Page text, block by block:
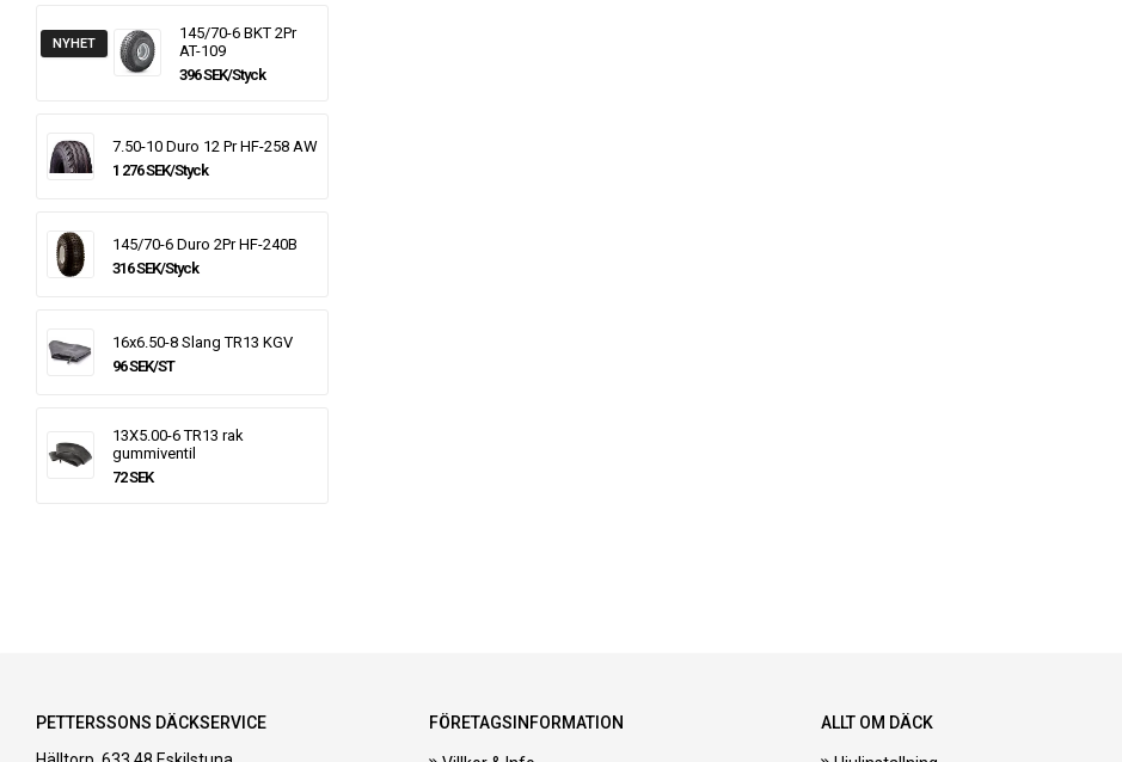
NYHET
145/70-6 BKT 2Pr
AT-109
396 SEK/Styck
7.50-10 Duro 12 Pr HF-258 AW
1 276 SEK/Styck
145/70-6 Duro 2Pr HF-240B
316 SEK/Styck
16x6.50-8 Slang TR13 KGV
96 SEK/ST
13X5.00-6 TR13 rak
gummiventil
72 SEK
PETTERSSONS DÄCKSERVICE
FÖRETAGSINFORMATION ALLT OM DÄCK